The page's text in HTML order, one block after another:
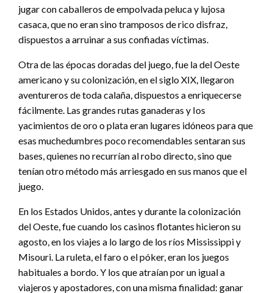
jugar con caballeros de empolvada peluca y lujosa
casaca, que no eran sino tramposos de rico disfraz,
dispuestos a arruinar a sus confiadas víctimas.
Otra de las épocas doradas del juego, fue la del Oeste
americano y su colonización, en el siglo XIX, llegaron
aventureros de toda calaña, dispuestos a enriquecerse
fácilmente. Las grandes rutas ganaderas y Ios
yacimientos de oro o plata eran lugares idóneos para que
esas muchedumbres poco recomendables sentaran sus
bases, quienes no recurrían al robo directo, sino que
tenían otro método más arriesgado en sus manos que el
juego.
En los Estados Unidos, antes y durante la colonización
del Oeste, fue cuando los casinos flotantes hicieron su
agosto, en los viajes a lo largo de los ríos Mississippi y
Misouri. La ruleta, el faro o el póker, eran los juegos
habituales a bordo. Y los que atraían por un igual a
viajeros y apostadores, con una misma finalidad: ganar